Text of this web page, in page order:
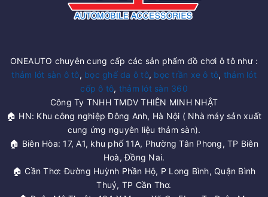
ONEAUTO chuyên cung cấp các sản phẩm đồ chơi ô tô như :
thảm lót sàn ô tô, bọc ghế da ô tô, bọc trần xe ô tô, thảm lót
cốp ô tô, thảm lót sàn 360
Công Ty TNHH TMDV THIÊN MINH NHẬT
🏠 HN: Khu công nghiệp Đông Anh, Hà Nội ( Nhà máy sản xuất
cung ứng nguyên liệu thảm sàn).
🏠 Biên Hòa: 17, A1, khu phố 11A, Phường Tân Phong, TP Biên
Hoà, Đồng Nai.
🏠 Cần Thơ: Đường Huỳnh Phần Hộ, P Long Bình, Quận Bình
Thuỷ, TP Cần Thơ.